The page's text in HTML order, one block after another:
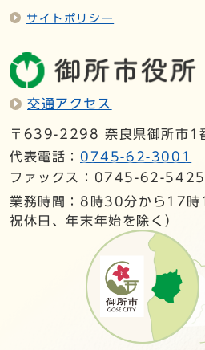
サイトポリシー
交通アクセス
〒639-2298 奈良県御所市1
代表電話： 0745-62-3001
ファックス：0745-62-5425
業務時間：8時30分から17時
祝休日、年末年始を除く）